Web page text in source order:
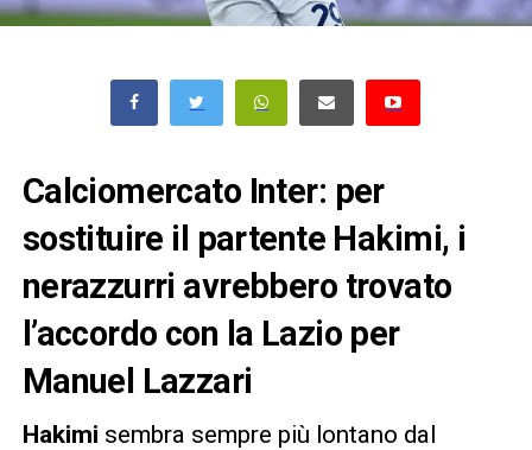
Calciomercato Inter: per
sostituire il partente Hakimi, i
nerazzurri avrebbero trovato
l’accordo con la Lazio per
Manuel Lazzari
Hakimi sembra sempre più lontano dal